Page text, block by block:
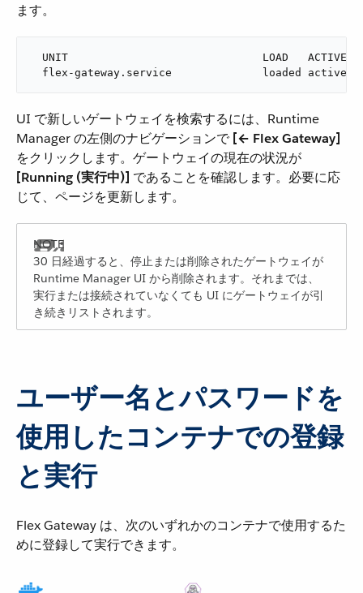
ます。
UNIT                              LOAD   ACTIVE
flex-gateway.service              loaded active
UI で新しいゲートウェイを検索するには、Runtime
Manager の左側のナビゲーションで ​ [← Flex Gateway]
をクリックします。ゲートウェイの現在の状況が ​
[Running (実行中)] ​ であることを確認します。必要に応
じて、ページを更新します。
30 日経過すると、停止または削除されたゲートウェイが
Runtime Manager UI から削除されます。それまでは、
実行または接続されていなくても UI にゲートウェイが引
き続きリストされます。
ユーザー名とパスワードを
使用したコンテナでの登録
と実行
Flex Gateway は、次のいずれかのコンテナで使用するた
めに登録して実行できます。